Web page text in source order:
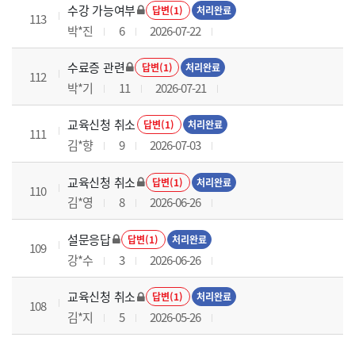
113
수강 가능여부 답변(1) 처리완료
박*진 6 2026-07-22
112
수료증 관련 답변(1) 처리완료
박*기 11 2026-07-21
111
교육신청 취소 답변(1) 처리완료
김*향 9 2026-07-03
110
교육신청 취소 답변(1) 처리완료
김*영 8 2026-06-26
109
설문응답 답변(1) 처리완료
강*수 3 2026-06-26
108
교육신청 취소 답변(1) 처리완료
김*지 5 2026-05-26